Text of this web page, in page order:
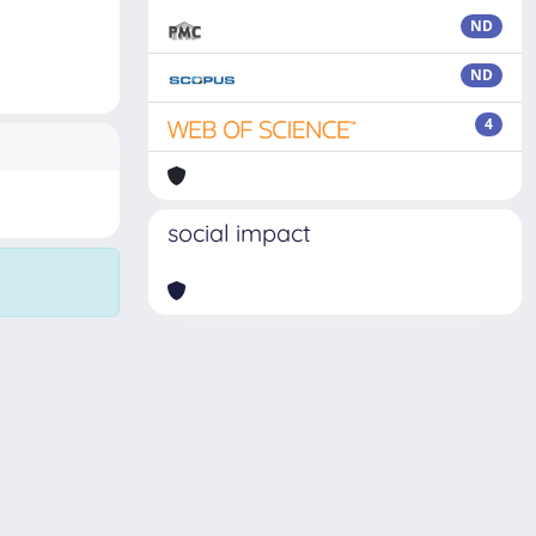
ND
ND
4
social impact